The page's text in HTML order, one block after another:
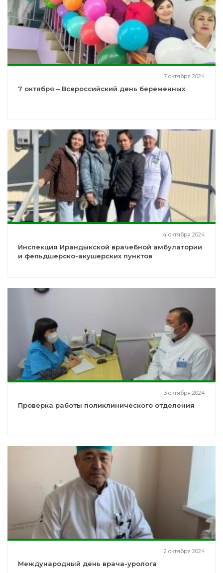
7 октября 2024
7 октября – Всероссийский день беременных
4 октября 2024
Инспекция Ирандыкской врачебной амбулатории
и фельдшерско-акушерских пунктов
3 октября 2024
Проверка работы поликлинического отделения
2 октября 2024
Международный день врача-уролога